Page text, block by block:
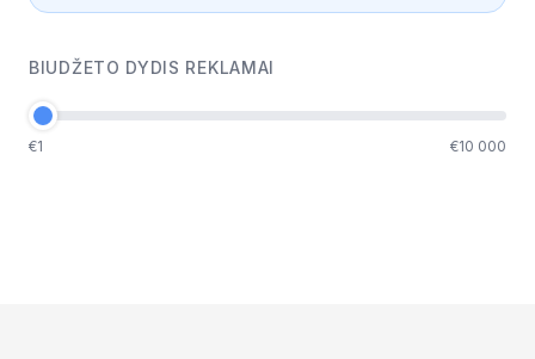
BIUDŽETO DYDIS REKLAMAI
€1 €10 000